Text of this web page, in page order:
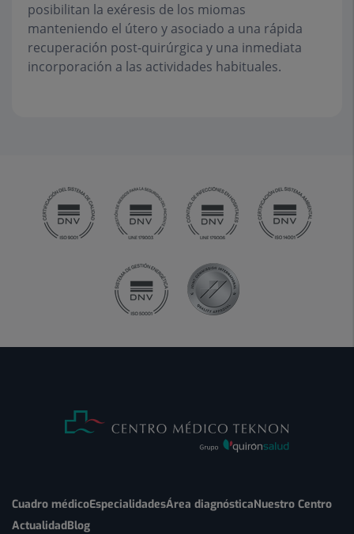
posibilitan la exéresis de los miomas
manteniendo el útero y asociado a una rápida
recuperación post-quirúrgica y una inmediata
incorporación a las actividades habituales.
Cuadro médicoEspecialidadesÁrea diagnósticaNuestro Centro
ActualidadBlog